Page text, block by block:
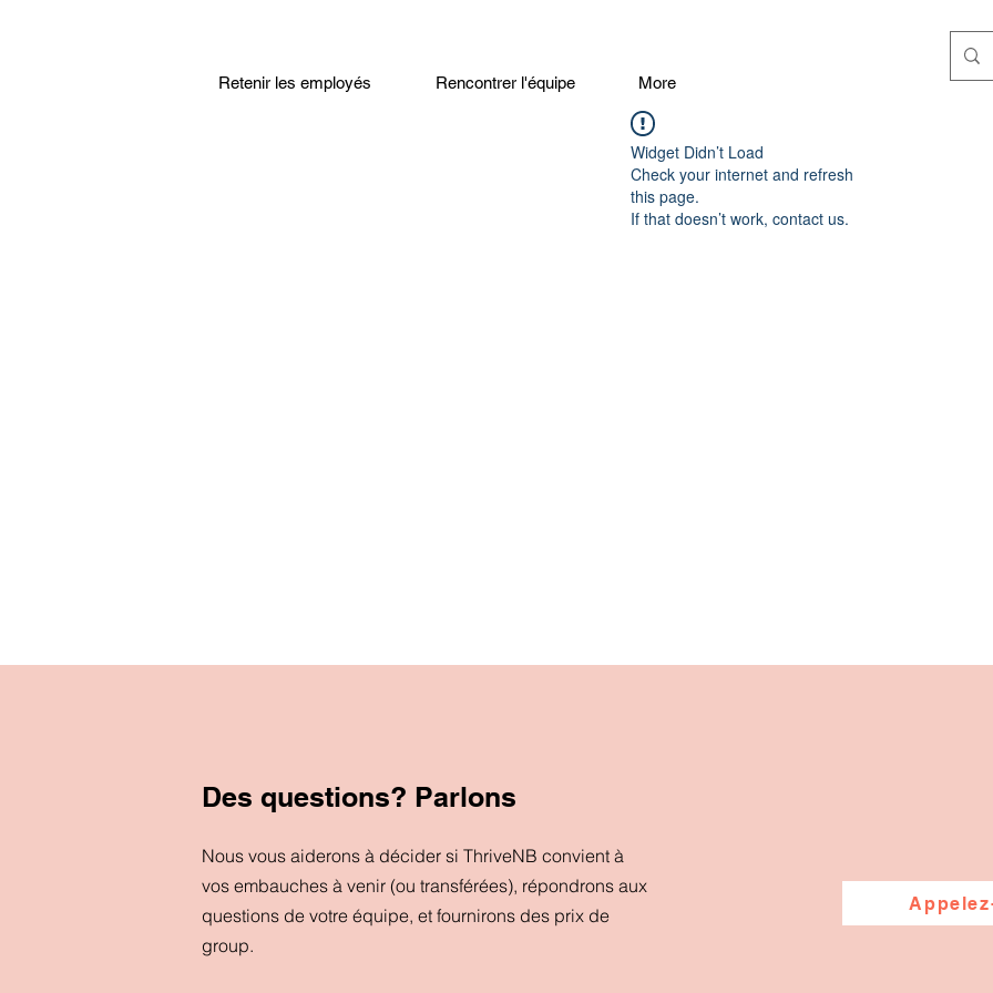
Retenir les employés Rencontrer l'équipe More
Widget Didn’t Load
Check your internet and refresh
this page.
If that doesn’t work, contact us.
Des questions? Parlons
Nous vous aiderons à décider si ThriveNB convient à
vos embauches à venir (ou transférées), répondrons aux
questions de votre équipe, et fournirons des prix de
group.